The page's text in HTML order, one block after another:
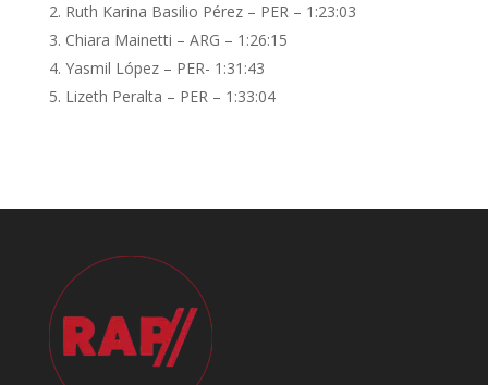
Ruth Karina Basilio Pérez – PER – 1:23:03
Chiara Mainetti – ARG – 1:26:15
Yasmil López – PER- 1:31:43
Lizeth Peralta – PER – 1:33:04